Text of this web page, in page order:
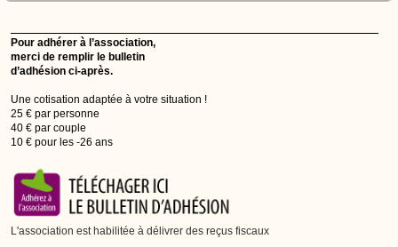
Pour adhérer à l’association,
merci de remplir le bulletin
d’adhésion ci-après.
Une cotisation adaptée à votre situation !
25 € par personne
40 € par couple
10 € pour les -26 ans
L'association est habilitée à délivrer des reçus fiscaux